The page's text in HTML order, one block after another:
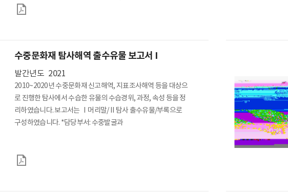
일정 목포해양유물전시관 교육
해양유산 디자인 조사연구 영
있도록 보고서를 발간하였습니다. 보고서는 Ⅰ. 머리말 / Ⅱ. 문헌
수중문화재 탐사해역 출수유물 보고서 I
발간년도 2021
2010~2020년 수중문화재 신고해역, 지표조사해역 등을 대상으
로 진행한 탐사에서 수습한 유물의 수습경위, 과정, 속성 등을 정
리하였습니다. 보고서는 Ⅰ머리말/Ⅱ탐사 출수유물/부록으로
구성하였습니다. *담당부서: 수중발굴과